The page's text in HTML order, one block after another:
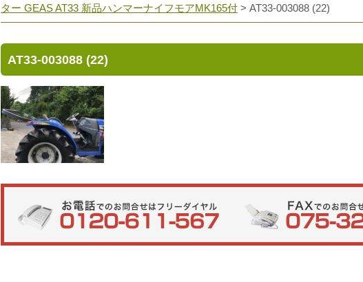
ター GEAS AT33 新品ハンマーナイフモアMK165付 > AT33-003088 (22)
AT33-003088 (22)